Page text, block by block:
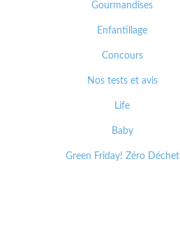
Gourmandises
Enfantillage
Concours
Nos tests et avis
Life
Baby
Green Friday! Zéro Déchet